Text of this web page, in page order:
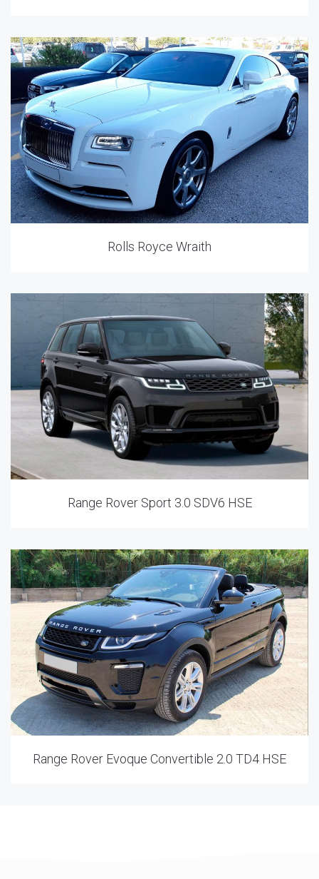
Rolls Royce Wraith
Range Rover Sport 3.0 SDV6 HSE
Range Rover Evoque Convertible 2.0 TD4 HSE